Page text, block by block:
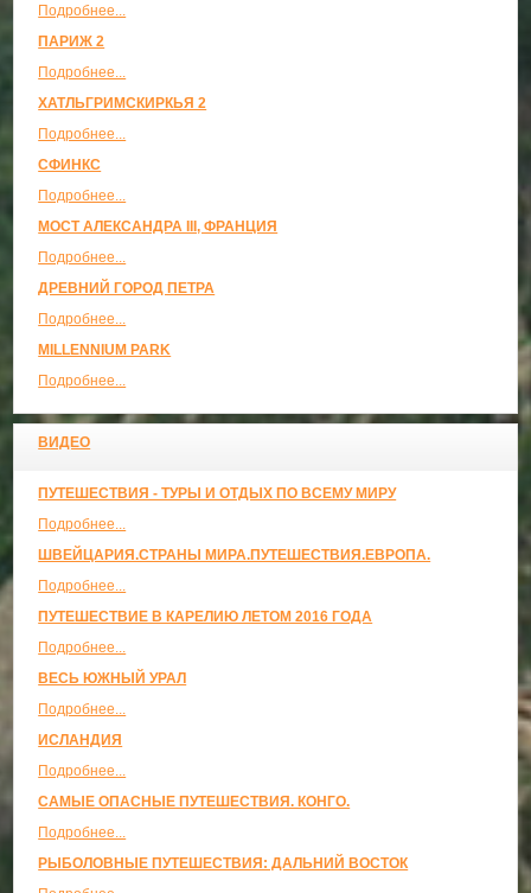
Подробнее...
ПАРИЖ 2
Подробнее...
ХАТЛЬГРИМСКИРКЬЯ 2
Подробнее...
СФИНКС
Подробнее...
МОСТ АЛЕКСАНДРА III, ФРАНЦИЯ
Подробнее...
ДРЕВНИЙ ГОРОД ПЕТРА
Подробнее...
MILLENNIUM PARK
Подробнее...
ВИДЕО
ПУТЕШЕСТВИЯ - ТУРЫ И ОТДЫХ ПО ВСЕМУ МИРУ
Подробнее...
ШВЕЙЦАРИЯ.СТРАНЫ МИРА.ПУТЕШЕСТВИЯ.ЕВРОПА.
Подробнее...
ПУТЕШЕСТВИЕ В КАРЕЛИЮ ЛЕТОМ 2016 ГОДА
Подробнее...
ВЕСЬ ЮЖНЫЙ УРАЛ
Подробнее...
ИСЛАНДИЯ
Подробнее...
САМЫЕ ОПАСНЫЕ ПУТЕШЕСТВИЯ. КОНГО.
Подробнее...
РЫБОЛОВНЫЕ ПУТЕШЕСТВИЯ: ДАЛЬНИЙ ВОСТОК